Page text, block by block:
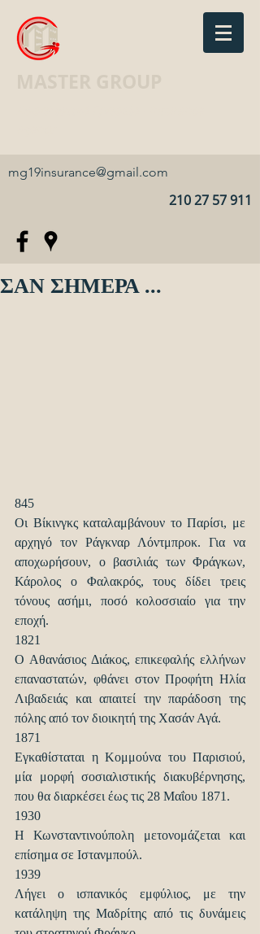
mg19insurance@gmail.com
210 27 57 911
ΣΑΝ ΣΗΜΕΡΑ ...
845
Οι Βίκινγκς καταλαμβάνουν το Παρίσι, με
αρχηγό τον Ράγκναρ Λόντμπροκ. Για να
αποχωρήσουν, ο βασιλιάς των Φράγκων,
Κάρολος ο Φαλακρός, τους δίδει τρεις
τόνους ασήμι, ποσό κολοσσιαίο για την
εποχή.
1821
Ο Αθανάσιος Διάκος, επικεφαλής ελλήνων
επαναστατών, φθάνει στον Προφήτη Ηλία
Λιβαδειάς και απαιτεί την παράδοση της
πόλης από τον διοικητή της Χασάν Αγά.
1871
Εγκαθίσταται η Κομμούνα του Παρισιού,
μία μορφή σοσιαλιστικής διακυβέρνησης,
που θα διαρκέσει έως τις 28 Μαΐου 1871.
1930
Η Κωνσταντινούπολη μετονομάζεται και
επίσημα σε Ιστανμπούλ.
1939
Λήγει ο ισπανικός εμφύλιος, με την
κατάληψη της Μαδρίτης από τις δυνάμεις